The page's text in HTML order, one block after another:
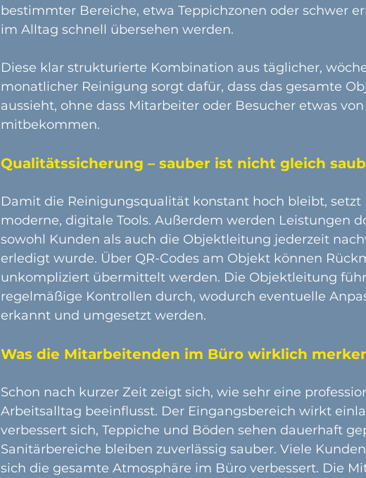
bestimmter Bereiche, etwa Teppichzonen oder schwer
im Alltag schnell übersehen werden.
Diese klar strukturierte Kombination aus täglicher,
monatlicher Reinigung sorgt dafür, dass das gesamte
aussieht, ohne dass Mitarbeiter oder Besucher etwas
mitbekommen.
Qualitätssicherung – sauber ist nicht gleich
Damit die Reinigungsqualität konstant hoch bleibt, setzt
moderne, digitale Tools. Außerdem werden Leistungen
sowohl Kunden als auch die Objektleitung jederzeit
erledigt wurde. Über QR-Codes am Objekt können
unkompliziert übermittelt werden. Die Objektleitung
regelmäßige Kontrollen durch, wodurch eventuelle
erkannt und umgesetzt werden.
Was die Mitarbeitenden im Büro wirklich
Schon nach kurzer Zeit zeigt sich, wie sehr eine
Arbeitsalltag beeinflusst. Der Eingangsbereich wirkt
verbessert sich, Teppiche und Böden sehen dauerhaft
Sanitärbereiche bleiben zuverlässig sauber. Viele
sich die gesamte Atmosphäre im Büro verbessert. Die